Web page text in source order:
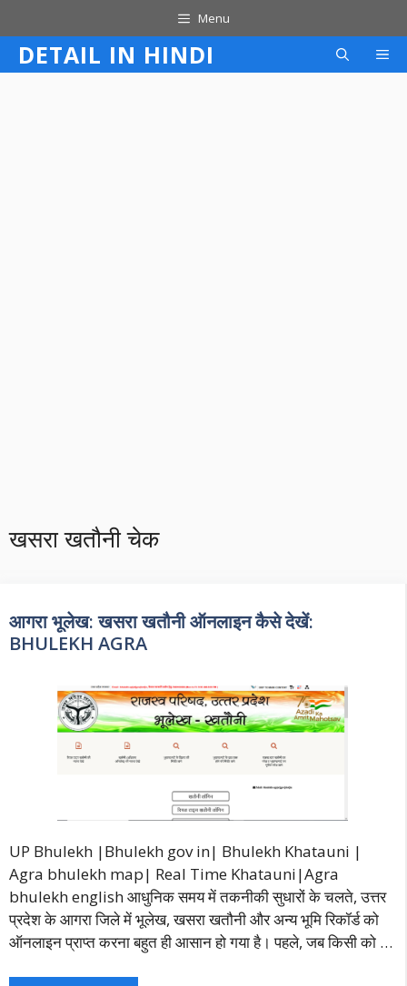
to
content
Menu
DETAIL IN HINDI
खसरा खतौनी चेक
आगरा भूलेख: खसरा खतौनी ऑनलाइन कैसे देखें:
BHULEKH AGRA
UP Bhulekh |Bhulekh gov in| Bhulekh Khatauni |
Agra bhulekh map| Real Time Khatauni|Agra
bhulekh english आधुनिक समय में तकनीकी सुधारों के चलते, उत्तर
प्रदेश के आगरा जिले में भूलेख, खसरा खतौनी और अन्य भूमि रिकॉर्ड को
ऑनलाइन प्राप्त करना बहुत ही आसान हो गया है। पहले, जब किसी को …